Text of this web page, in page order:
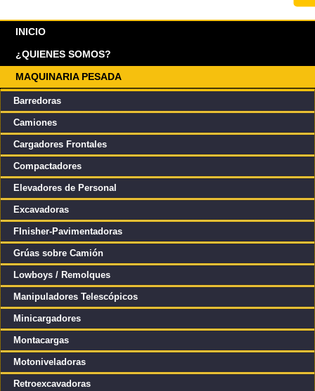
INICIO
¿QUIENES SOMOS?
MAQUINARIA PESADA
Barredoras
Camiones
Cargadores Frontales
Compactadores
Elevadores de Personal
Excavadoras
FInisher-Pavimentadoras
Grúas sobre Camión
Lowboys / Remolques
Manipuladores Telescópicos
Minicargadores
Montacargas
Motoniveladoras
Retroexcavadoras